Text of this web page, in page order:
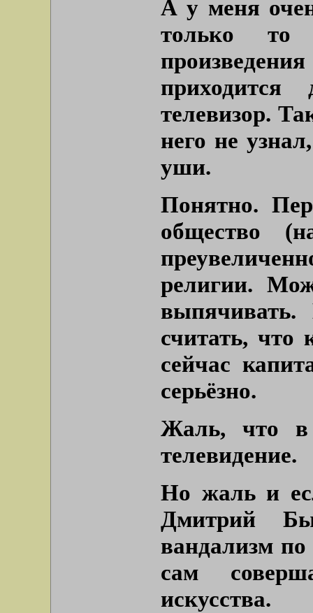
А у меня
только
приходится
телевизор.
него не
уши.
Понятно.
общество
религии.
выпячивать.
считать, что
сейчас
серьёзно.
Жаль, что в
телевидение.
Но жаль и
Дмитрий
вандализм
сам
искусства.